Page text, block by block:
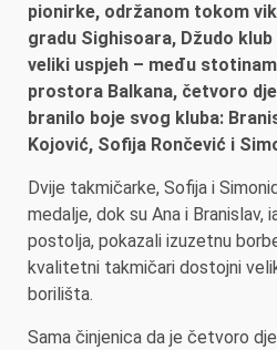
pionirke, održanom tokom
gradu Sighisoara, Džudo
veliki uspjeh – među
prostora Balkana, četvoro
branilo boje svog kluba:
Kojović, Sofija Rončević i
Dvije takmičarke, Sofija i
medalje, dok su Ana i Branislav,
postolja, pokazali izuzetnu
kvalitetni takmičari dostojni
borilišta.
Sama činjenica da je četvoro